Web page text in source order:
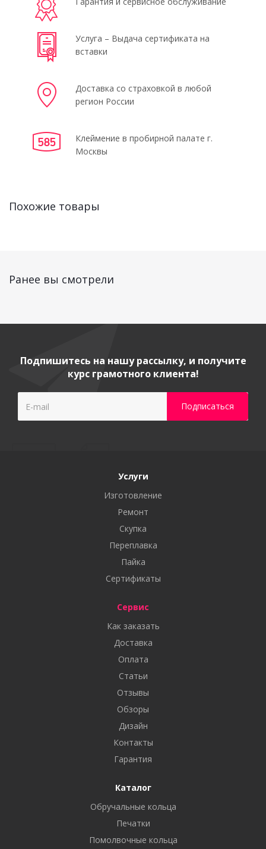
Услуга – Выдача сертификата на
вставки
Доставка со страховкой в любой
регион России
Клеймение в пробирной палате г.
Москвы
Похожие товары
Ранее вы смотрели
Подпишитесь на нашу рассылку, и получите
курс грамотного клиента!
Услуги
Изготовление
Ремонт
Скупка
Переплавка
Пайка
Сертификаты
Сервис
Как заказать
Доставка
Оплата
Статьи
Отзывы
Обзоры
Дизайн
Контакты
Гарантия
Каталог
Обручальные кольца
Печатки
Помолвочные кольца